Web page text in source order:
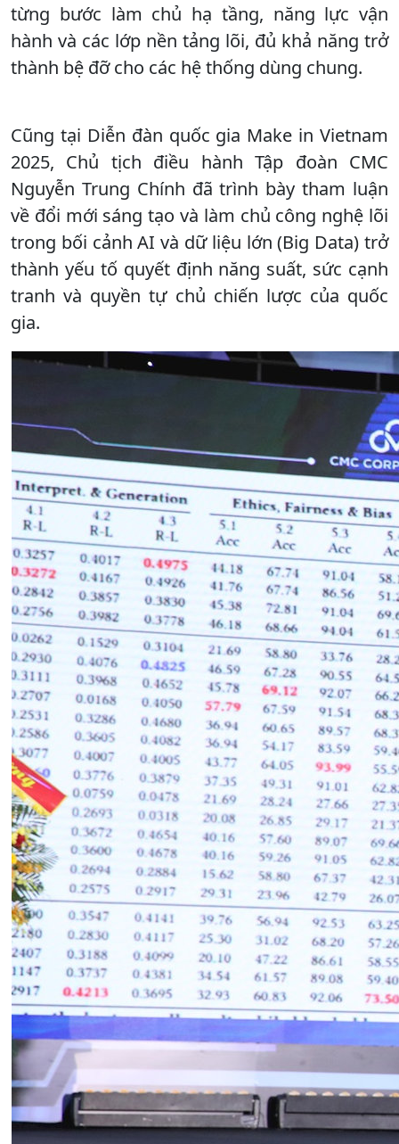
từng bước làm chủ hạ tầng, năng lực vận
hành và các lớp nền tảng lõi, đủ khả năng trở
thành bệ đỡ cho các hệ thống dùng chung.
Cũng tại Diễn đàn quốc gia Make in Vietnam
2025, Chủ tịch điều hành Tập đoàn CMC
Nguyễn Trung Chính đã trình bày tham luận
về đổi mới sáng tạo và làm chủ công nghệ lõi
trong bối cảnh AI và dữ liệu lớn (Big Data) trở
thành yếu tố quyết định năng suất, sức cạnh
tranh và quyền tự chủ chiến lược của quốc
gia.